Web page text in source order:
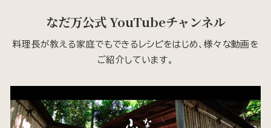
なだ万公式 YouTubeチャンネル
料理長が教える家庭でもできるレシピをはじめ、様々な動画を
ご紹介しています。